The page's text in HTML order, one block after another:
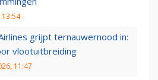
13:54
grijpt ternauwernood in:
vlootuitbreiding
11:47